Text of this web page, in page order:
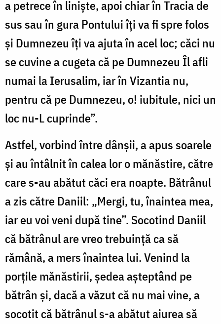
a petrece în liniște, apoi chiar în Tracia de
sus sau în gura Pontului îți va fi spre folos
și Dumnezeu îți va ajuta în acel loc; căci nu
se cuvine a cugeta că pe Dumnezeu Îl afli
numai la Ierusalim, iar în Vizantia nu,
pentru că pe Dumnezeu, o! iubitule, nici un
loc nu-L cuprinde”.
Astfel, vorbind între dânșii, a apus soarele
și au întâlnit în calea lor o mănăstire, către
care s-au abătut căci era noapte. Bătrânul
a zis către Daniil: „Mergi, tu, înaintea mea,
iar eu voi veni după tine”. Socotind Daniil
că bătrânul are vreo trebuință ca să
rămână, a mers înaintea lui. Venind la
porțile mănăstirii, ședea așteptând pe
bătrân și, dacă a văzut că nu mai vine, a
socotit că bătrânul s-a abătut aiurea să